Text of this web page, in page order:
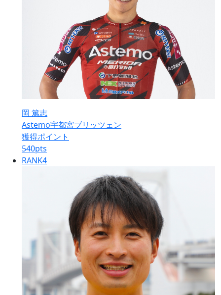
岡 篤志
Astemo宇都宮ブリッツェン
獲得ポイント
540pts
RANK4